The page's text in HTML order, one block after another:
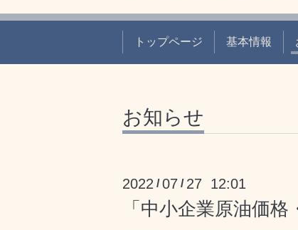
トップページ 基本情報
お知らせ
2022 /07 / 27 12:01
「中小企業原油価